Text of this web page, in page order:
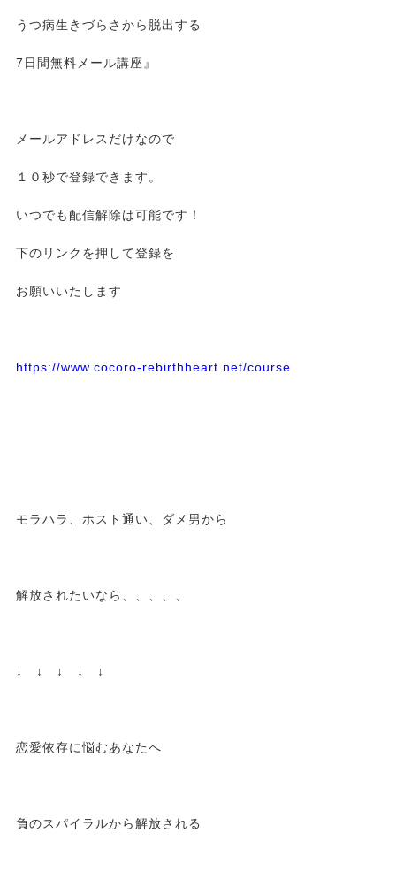
うつ病生きづらさから脱出する
7日間無料メール講座』
メールアドレスだけなので
１０秒で登録できます。
いつでも配信解除は可能です！
下のリンクを押して登録を
お願いいたします
https://www.cocoro-rebirthheart.net/course
モラハラ、ホスト通い、ダメ男から
解放されたいなら、、、、、
↓ ↓ ↓ ↓ ↓
恋愛依存に悩むあなたへ
負のスパイラルから解放される